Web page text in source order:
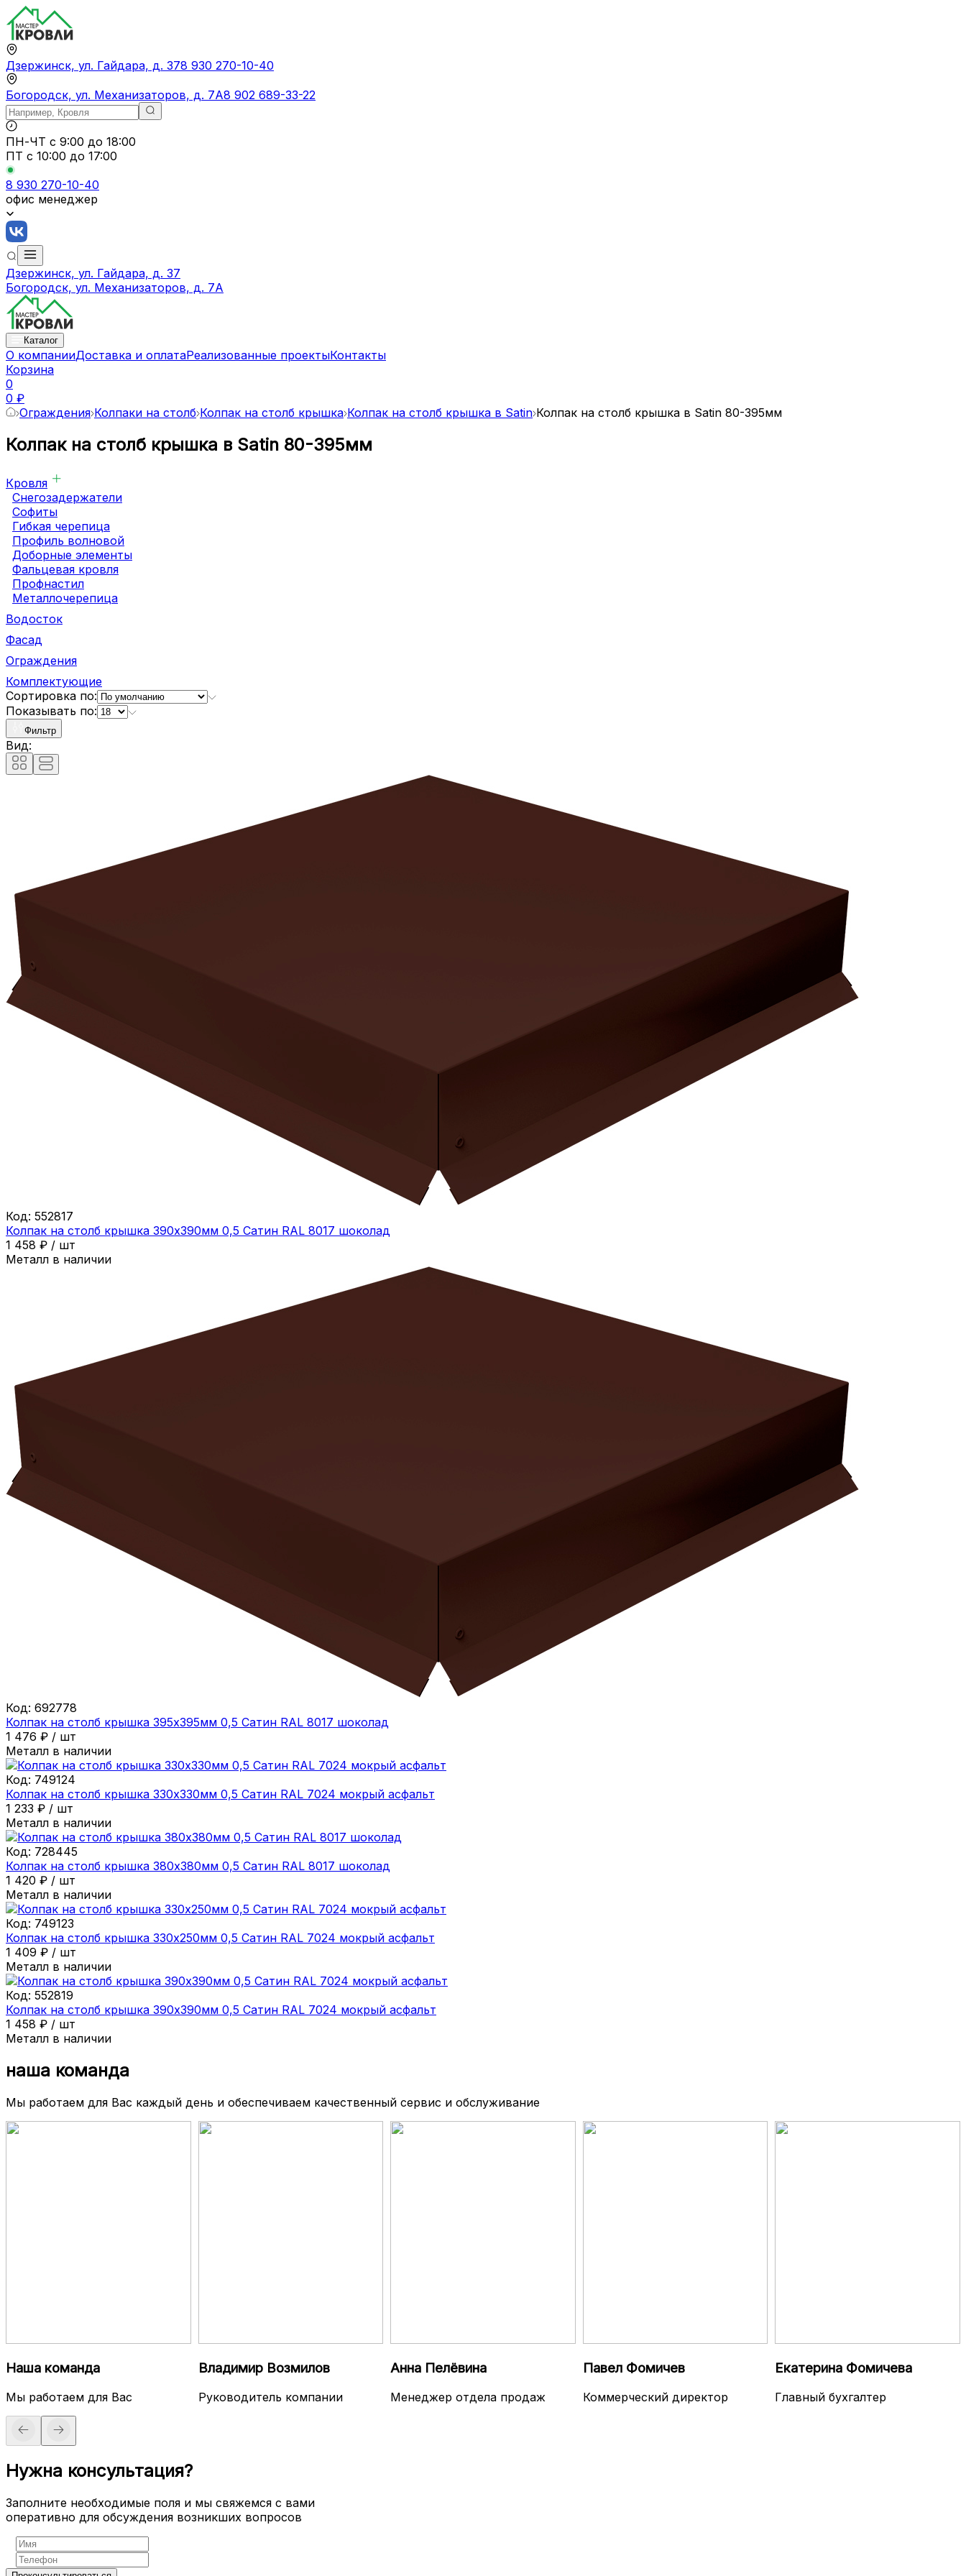
Дзержинск, ул. Гайдара, д. 378 930 270-10-40
Богородск, ул. Механизаторов, д. 7А8 902 689-33-22
ПН-ЧТ с 9:00 до 18:00
ПТ с 10:00 до 17:00
8 930 270-10-40
офис менеджер
Дзержинск, ул. Гайдара, д. 37
Богородск, ул. Механизаторов, д. 7А
Каталог
О компанииДоставка и оплатаРеализованные проектыКонтакты
Корзина
0
0 ₽
Ограждения Колпаки на столб Колпак на столб крышка Колпак на столб крышка в Satin Колпак на столб крышка в Satin 80-395мм
Колпак на столб крышка в Satin 80-395мм
Кровля
Снегозадержатели
Софиты
Гибкая черепица
Профиль волновой
Доборные элементы
Фальцевая кровля
Профнастил
Металлочерепица
Водосток
Фасад
Ограждения
Комплектующие
Сортировка по:
Показывать по:
Фильтр
Вид:
Код: 552817
Колпак на столб крышка 390х390мм 0,5 Сатин RAL 8017 шоколад
1 458 ₽ / шт
Металл в наличии
Код: 692778
Колпак на столб крышка 395х395мм 0,5 Сатин RAL 8017 шоколад
1 476 ₽ / шт
Металл в наличии
Код: 749124
Колпак на столб крышка 330х330мм 0,5 Сатин RAL 7024 мокрый асфальт
1 233 ₽ / шт
Металл в наличии
Код: 728445
Колпак на столб крышка 380х380мм 0,5 Сатин RAL 8017 шоколад
1 420 ₽ / шт
Металл в наличии
Код: 749123
Колпак на столб крышка 330х250мм 0,5 Сатин RAL 7024 мокрый асфальт
1 409 ₽ / шт
Металл в наличии
Код: 552819
Колпак на столб крышка 390х390мм 0,5 Сатин RAL 7024 мокрый асфальт
1 458 ₽ / шт
Металл в наличии
наша команда
Мы работаем для Вас каждый день и обеспечиваем качественный сервис и обслуживание
Наша команда
Мы работаем для Вас
Владимир Возмилов
Руководитель компании
Анна Пелёвина
Менеджер отдела продаж
Павел Фомичев
Коммерческий директор
Екатерина Фомичева
Главный бухгалтер
Нужна консультация?
Заполните необходимые поля и мы свяжемся с вами
оперативно для обсуждения возникших вопросов